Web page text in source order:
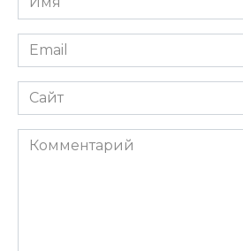
*
Email
*
Сайт
Комментарий